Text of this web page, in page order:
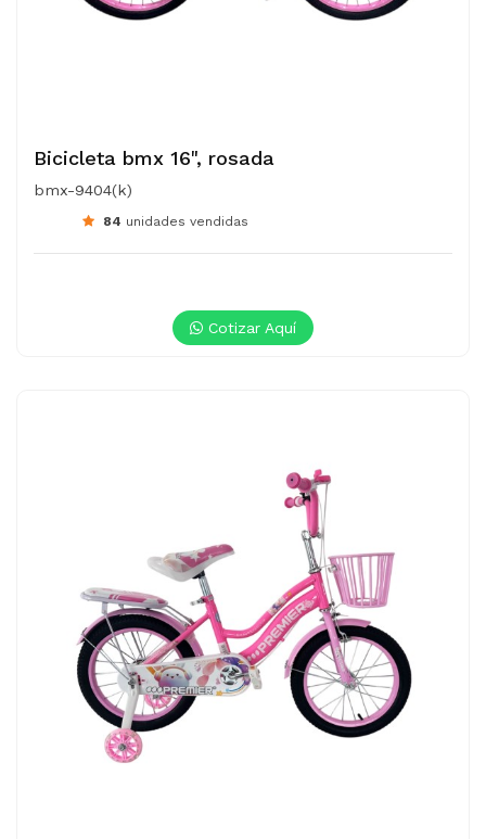
Bicicleta bmx 16", rosada
bmx-9404(k)
84 unidades vendidas
Cotizar Aquí